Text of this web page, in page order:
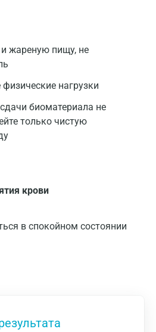
жареную пищу, не
нагрузки
биоматериала не
только чистую
крови
в спокойном состоянии